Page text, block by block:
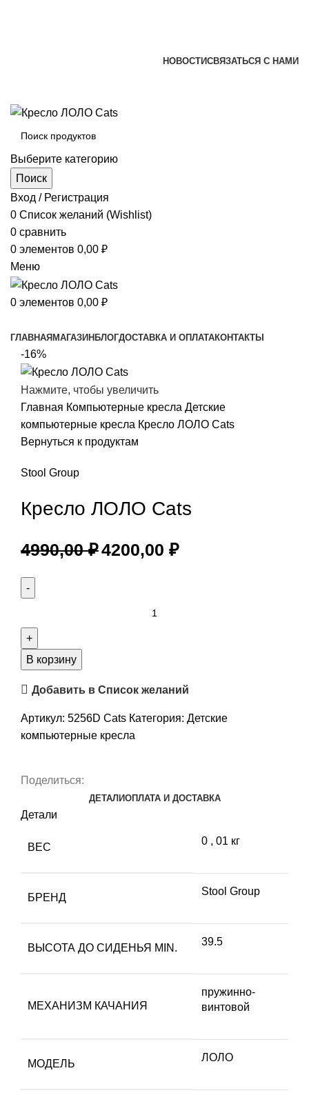
НОВОСТИСВЯЗАТЬСЯ С НАМИ
Выберите категорию
Поиск
Вход / Регистрация
0 Список желаний (Wishlist)
0 сравнить
0 элементов 0,00 ₽
Меню
0 элементов 0,00 ₽
ГЛАВНАЯМАГАЗИНБЛОГДОСТАВКА И ОПЛАТАКОНТАКТЫ
-16%
Нажмите, чтобы увеличить
Главная Компьютерные кресла Детские
компьютерные кресла Кресло ЛОЛО Cats
Вернуться к продуктам
Stool Group
Кресло ЛОЛО Cats
4990,00₽4200,00 ₽
В корзину
Добавить в Список желаний
Артикул: 5256D Cats Категория: Детские
компьютерные кресла
Поделиться:
ДЕТАЛИОПЛАТА И ДОСТАВКА
Детали
ВЕС
0 , 01 кг
БРЕНД
Stool Group
ВЫСОТА ДО СИДЕНЬЯ MIN.
39.5
МЕХАНИЗМ КАЧАНИЯ
пружинно-
винтовой
МОДЕЛЬ
ЛОЛО